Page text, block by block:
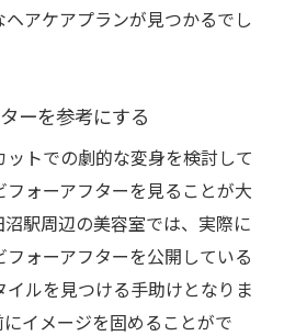
アケアプランが見つかるでし
ーを参考にする
トでの劇的な変身を検討して
ォーアフターを見ることが大
駅周辺の美容室では、実際に
ォーアフターを公開している
ルを見つける手助けとなりま
イメージを固めることがで